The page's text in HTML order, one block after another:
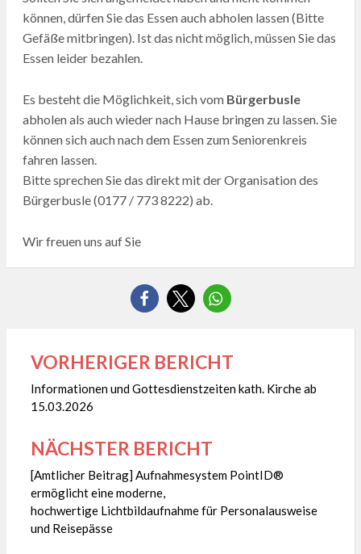
können, dürfen Sie das Essen auch abholen lassen (Bitte
Gefäße mitbringen). Ist das nicht möglich, müssen Sie das
Essen leider bezahlen.
Es besteht die Möglichkeit, sich vom Bürgerbusle
abholen als auch wieder nach Hause bringen zu lassen. Sie
können sich auch nach dem Essen zum Seniorenkreis
fahren lassen.
Bitte sprechen Sie das direkt mit der Organisation des
Bürgerbusle (0177 / 773 8222) ab.
Wir freuen uns auf Sie
Beitragsnavigation
VORHERIGER BERICHT
Informationen und Gottesdienstzeiten kath. Kirche ab
15.03.2026
NÄCHSTER BERICHT
[Amtlicher Beitrag] Aufnahmesystem PointID®
ermöglicht eine moderne,
hochwertige Lichtbildaufnahme für Personalausweise
und Reisepässe